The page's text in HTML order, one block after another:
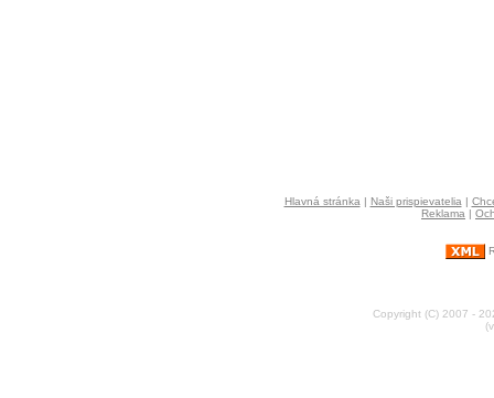
Hlavná stránka | Naši prispievatelia |
Reklama |
Copyright (C) 2007 -